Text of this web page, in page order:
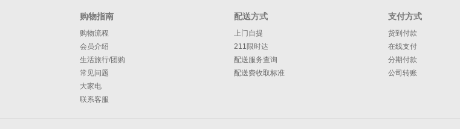
购物指南
购物流程
会员介绍
生活旅行/团购
常见问题
大家电
联系客服
配送方式
上门自提
211限时达
配送服务查询
配送费收取标准
支付方式
货到付款
在线支付
分期付款
公司转账